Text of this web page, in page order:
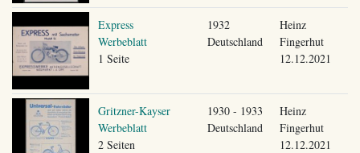
Express
Werbeblatt
1 Seite
1932
Deutschland
Heinz
Fingerhut
12.12.2021
Gritzner-Kayser
Werbeblatt
2 Seiten
1930 - 1933
Deutschland
Heinz
Fingerhut
12.12.2021